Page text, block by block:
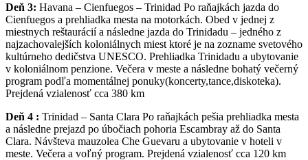
Deň 3: Havana – Cienfuegos – Trinidad Po raňajkách jazda do
Cienfuegos a prehliadka mesta na motorkách. Obed v jednej z
miestnych reštaurácií a následne jazda do Trinidadu – jedného z
najzachovalejších koloniálnych miest ktoré je na zozname svetového
kultúrneho dedičstva UNESCO. Prehliadka Trinidadu a ubytovanie
v koloniálnom penzione. Večera v meste a následne bohatý večerný
program podľa momentálnej ponuky(koncerty,tance,diskoteka).
Prejdená vzialenosť cca 380 km
Deň 4 : Trinidad – Santa Clara Po raňajkách pešia prehliadka mesta
a následne prejazd po úbočiach pohoria Escambray až do Santa
Clara. Návšteva mauzolea Che Guevaru a ubytovanie v hoteli v
meste. Večera a voľný program. Prejdená vzialenosť cca 120 km